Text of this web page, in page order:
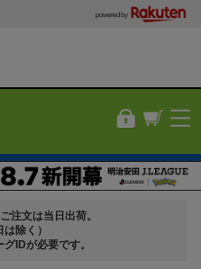
powered by
注文は当日出荷。
は除く）
IDが必要です。